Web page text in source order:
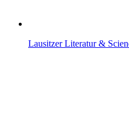
Lausitzer Literatur &